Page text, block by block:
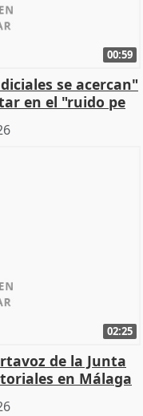
00:59
se acercan"
en el "ruido pe
02:25
de la Junta
en Málaga